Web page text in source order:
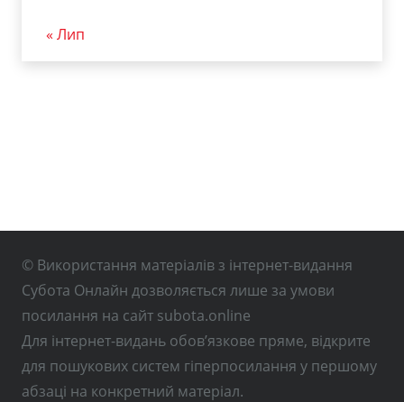
« Лип
© Використання матеріалів з інтернет-видання
Субота Онлайн дозволяється лише за умови
посилання на сайт subota.online
Для інтернет-видань обов’язкове пряме, відкрите
для пошукових систем гіперпосилання у першому
абзаці на конкретний матеріал.